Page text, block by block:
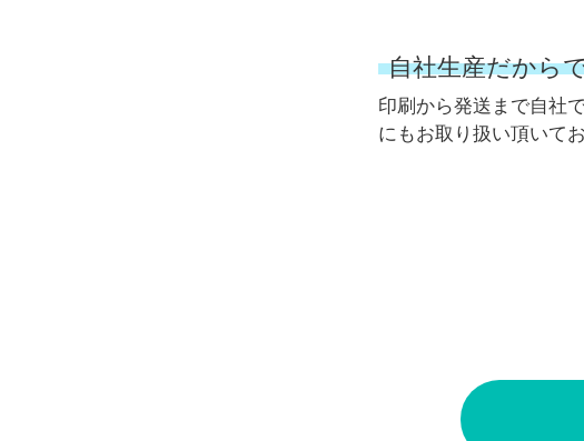
自社生産だから
印刷から発送まで自社
にもお取り扱い頂いて